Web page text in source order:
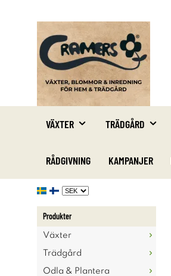
VÄXTER TRÄDGÅRD
RÅDGIVNING KAMPANJER
Produkter
Växter
Trädgård
Odla & Plantera